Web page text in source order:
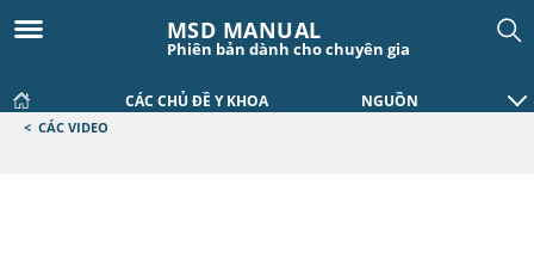
MSD MANUAL
Phiên bản dành cho chuyên gia
CÁC CHỦ ĐỀ Y KHOA NGUỒN
< CÁC VIDEO